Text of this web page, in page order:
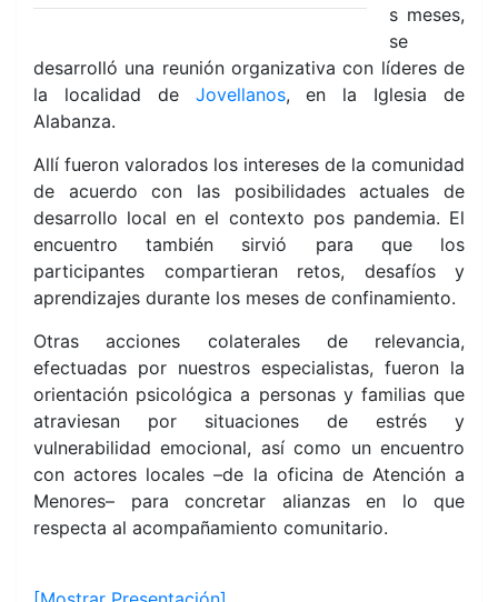
s meses,
se
desarrolló una reunión organizativa con líderes de
la localidad de Jovellanos, en la Iglesia de
Alabanza.
Allí fueron valorados los intereses de la comunidad
de acuerdo con las posibilidades actuales de
desarrollo local en el contexto pos pandemia. El
encuentro también sirvió para que los
participantes compartieran retos, desafíos y
aprendizajes durante los meses de confinamiento.
Otras acciones colaterales de relevancia,
efectuadas por nuestros especialistas, fueron la
orientación psicológica a personas y familias que
atraviesan por situaciones de estrés y
vulnerabilidademocional, así como un encuentro
con actores locales –de la oficina de Atención a
Menores– para concretar alianzas en lo que
respecta al acompañamiento comunitario.